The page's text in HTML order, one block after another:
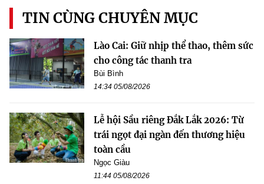
TIN CÙNG CHUYÊN MỤC
Lào Cai: Giữ nhịp thể thao, thêm sức
cho công tác thanh tra
Bùi Bình
14:34 05/08/2026
Lễ hội Sầu riêng Đắk Lắk 2026: Từ
trái ngọt đại ngàn đến thương hiệu
toàn cầu
Ngọc Giàu
11:44 05/08/2026